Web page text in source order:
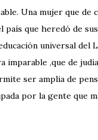
Una mujer que de
que heredó de
universal del
imparable ,que de
ser amplia de
por la gente que